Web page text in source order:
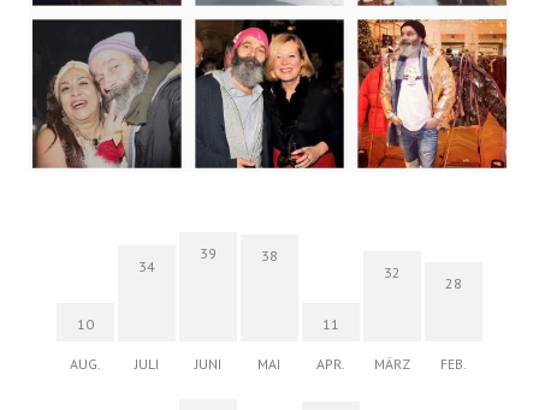
10
AUG.
34
JULI
39
JUNI
38
MAI
11
APR.
32
MÄRZ
28
FEB.